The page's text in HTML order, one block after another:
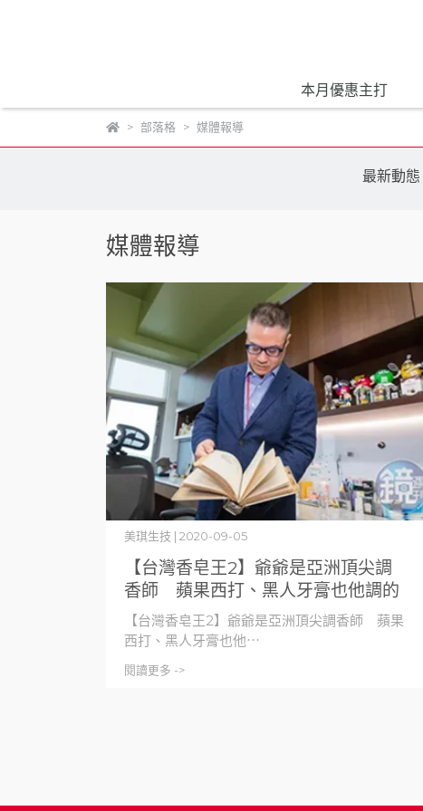
本月優惠主打
部落格 媒體報導
最新動態
媒體報導
【台灣香皂王2】爺爺是亞洲頂尖調
香師 蘋果西打、黑人牙膏也他調的
美琪生技 | 2020-09-05
【台灣香皂王2】爺爺是亞洲頂尖調香師 蘋果
西打、黑人牙膏也他⋯
閱讀更多 ->